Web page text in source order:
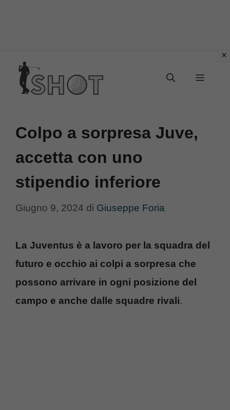
contenuto
Menu
Colpo a sorpresa Juve,
accetta con uno
stipendio inferiore
Giugno 9, 2024 di Giuseppe Foria
La Juventus è a lavoro per la squadra del
futuro e occhio ai colpi a sorpresa che
possono arrivare in ogni posizione del
campo e anche dalle squadre rivali.